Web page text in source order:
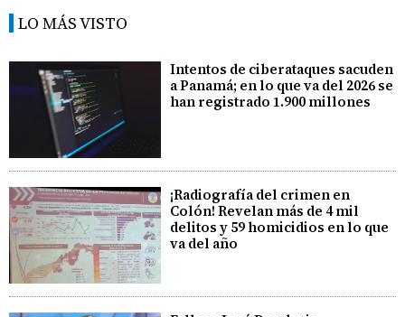
LO MÁS VISTO
Intentos de ciberataques sacuden
a Panamá; en lo que va del 2026 se
han registrado 1.900 millones
¡Radiografía del crimen en
Colón! Revelan más de 4 mil
delitos y 59 homicidios en lo que
va del año